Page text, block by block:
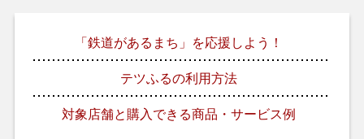
「鉄道があるまち」を応援しよう！
テツふるの利用方法
対象店舗と購入できる商品・サービス例